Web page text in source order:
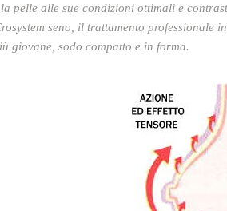
pelle alle sue condizioni ottimali e
seno, il trattamento professionale
giovane, sodo compatto e in forma.